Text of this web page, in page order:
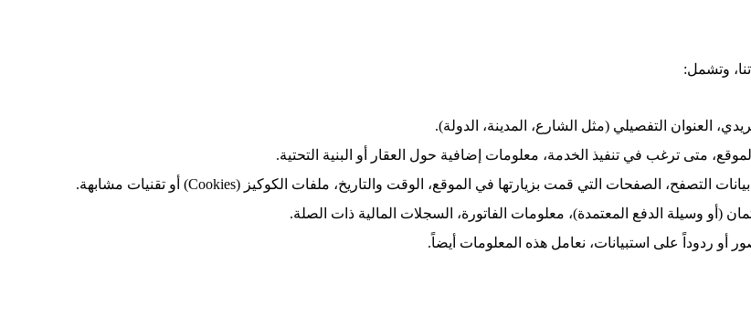
وتشمل:
العنوان التفصيلي (مثل الشارع، المدينة، الدولة).
متى ترغب في تنفيذ الخدمة، معلومات إضافية حول العقار أو البنية التحتية.
(أو وسيلة الدفع المعتمدة)، معلومات الفاتورة، السجلات المالية ذات الصلة.
ردوداً على استبيانات، نعامل هذه المعلومات أيضاً.